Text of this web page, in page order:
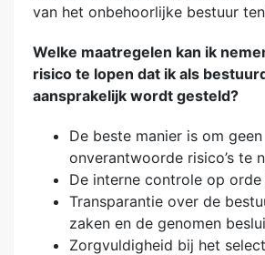
van het onbehoorlijke bestuur
Welke maatregelen kan ik
risico te lopen dat ik als
aansprakelijk wordt gesteld?
De beste manier is om geen
onverantwoorde risico’s te
De interne controle op orde
Transparantie over de
zaken en de genomen
Zorgvuldigheid bij het